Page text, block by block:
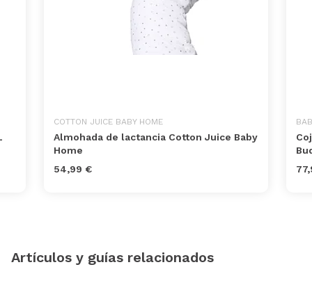
COTTON JUICE BABY HOME
Almohada de lactancia Cotton Juice Baby
Home
54,99 €
Artículos y guías relacionados